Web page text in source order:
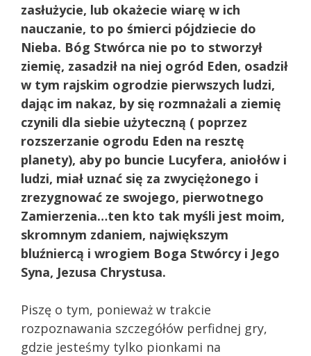
zasłużycie, lub okażecie wiarę w ich
nauczanie, to po śmierci pójdziecie do
Nieba. Bóg Stwórca nie po to stworzył
ziemię, zasadził na niej ogród Eden, osadził
w tym rajskim ogrodzie pierwszych ludzi,
dając im nakaz, by się rozmnażali a ziemię
czynili dla siebie użyteczną ( poprzez
rozszerzanie ogrodu Eden na resztę
planety), aby po buncie Lucyfera, aniołów i
ludzi, miał uznać się za zwyciężonego i
zrezygnować ze swojego, pierwotnego
Zamierzenia…ten kto tak myśli jest moim,
skromnym zdaniem, największym
bluźniercą i wrogiem Boga Stwórcy i Jego
Syna, Jezusa Chrystusa.
Piszę o tym, ponieważ w trakcie
rozpoznawania szczegółów perfidnej gry,
gdzie jesteśmy tylko pionkami na